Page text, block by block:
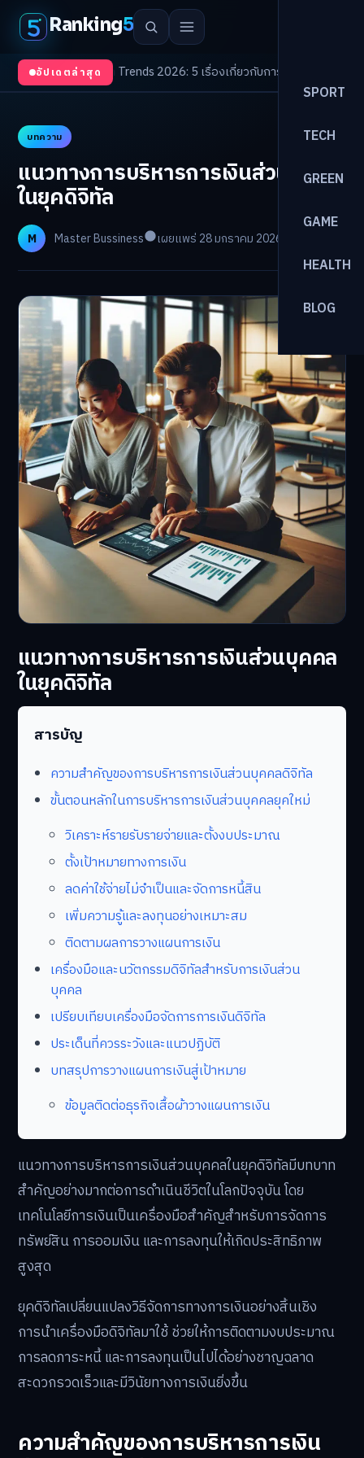
Ranking5
SPORT
TECH
GREEN
GAME
HEALTH
BLOG
อัปเดตล่าสุด
Health Trends 2026: 5 เรื่องเกี่ยวกับการแพทย์ที่ควรรู้
บทความ
แนวทางการบริหารการเงินส่วนบุคคล
ในยุคดิจิทัล
M Master Bussiness เผยแพร่ 28 มกราคม 2026
แนวทางการบริหารการเงินส่วนบุคคล
ในยุคดิจิทัล
สารบัญ
ความสำคัญของการบริหารการเงินส่วนบุคคลดิจิทัล
ขั้นตอนหลักในการบริหารการเงินส่วนบุคคลยุคใหม่
วิเคราะห์รายรับรายจ่ายและตั้งงบประมาณ
ตั้งเป้าหมายทางการเงิน
ลดค่าใช้จ่ายไม่จำเป็นและจัดการหนี้สิน
เพิ่มความรู้และลงทุนอย่างเหมาะสม
ติดตามผลการวางแผนการเงิน
เครื่องมือและนวัตกรรมดิจิทัลสำหรับการเงินส่วน
บุคคล
เปรียบเทียบเครื่องมือจัดการการเงินดิจิทัล
ประเด็นที่ควรระวังและแนวปฏิบัติ
บทสรุปการวางแผนการเงินสู่เป้าหมาย
ข้อมูลติดต่อธุรกิจเสื้อผ้าวางแผนการเงิน
แนวทางการบริหารการเงินส่วนบุคคลในยุคดิจิทัลมีบทบาท
สำคัญอย่างมากต่อการดำเนินชีวิตในโลกปัจจุบัน โดย
เทคโนโลยีการเงินเป็นเครื่องมือสำคัญสำหรับการจัดการ
ทรัพย์สิน การออมเงิน และการลงทุนให้เกิดประสิทธิภาพ
สูงสุด
ยุคดิจิทัลเปลี่ยนแปลงวิธีจัดการทางการเงินอย่างสิ้นเชิง
การนำเครื่องมือดิจิทัลมาใช้ ช่วยให้การติดตามงบประมาณ
การลดภาระหนี้ และการลงทุนเป็นไปได้อย่างชาญฉลาด
สะดวกรวดเร็วและมีวินัยทางการเงินยิ่งขึ้น
ความสำคัญของการบริหารการเงิน